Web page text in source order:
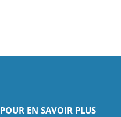
POUR EN SAVOIR PLUS